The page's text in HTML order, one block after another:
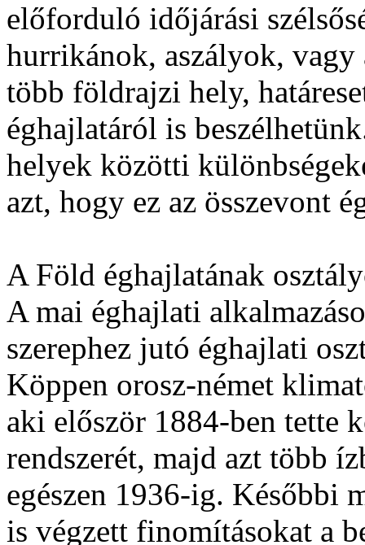
előforduló időjárási
hurrikánok, aszályok, vagy
több földrajzi hely,
éghajlatáról is
helyek közötti
azt, hogy ez az összevont
A Föld éghajlatának
A mai éghajlati
szerephez jutó éghajlati
Köppen orosz-német
aki először 1884-ben tette
rendszerét, majd azt több
egészen 1936-ig. Későbbi
is végzett finomításokat a